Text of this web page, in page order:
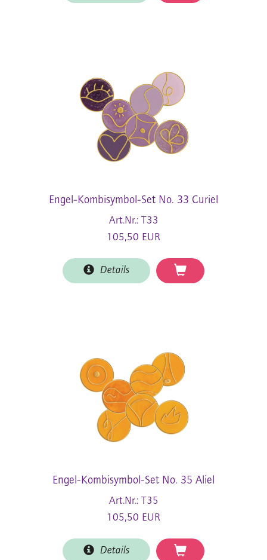
Engel-Kombisymbol-Set No. 33 Curiel
Art.Nr.: T33
105,50 EUR
Details
Engel-Kombisymbol-Set No. 35 Aliel
Art.Nr.: T35
105,50 EUR
Details